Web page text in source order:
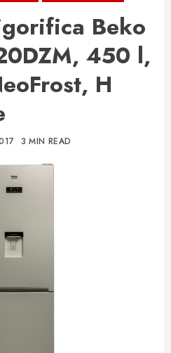
Beko
450 l,
H
3 MIN READ